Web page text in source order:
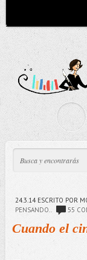
24.3.14ESCRITO POR
PENSANDO..
55
Cuando el